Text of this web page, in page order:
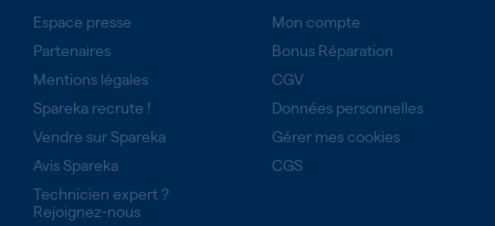
Espace presse
Partenaires
Mentions légales
Spareka recrute !
Vendre sur Spareka
Avis Spareka
Technicien expert ?
Rejoignez-nous
Mon compte
Bonus Réparation
CGV
Données personnelles
Gérer mes cookies
CGS